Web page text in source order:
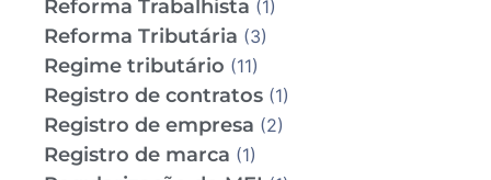
Reforma Trabalhista (1)
Reforma Tributária (3)
Regime tributário (11)
Registro de contratos (1)
Registro de empresa (2)
Registro de marca (1)